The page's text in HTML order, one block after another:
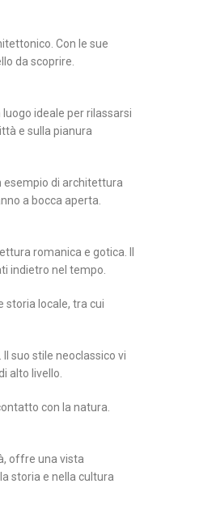
Con le sue
da scoprire.
ideale per rilassarsi
e sulla pianura
esempio di architettura
a bocca aperta.
romanica e gotica. Il
indietro nel tempo.
storia locale, tra cui
suo stile neoclassico vi
alto livello.
con la natura.
offre una vista
storia e nella cultura